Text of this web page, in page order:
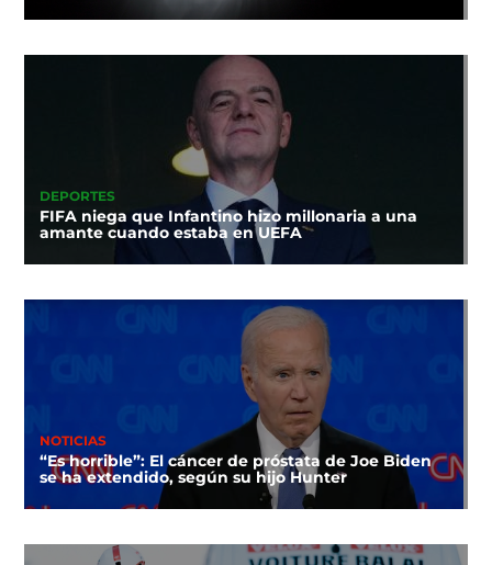
DEPORTES
FIFA niega que Infantino hizo millonaria a una
amante cuando estaba en UEFA
NOTICIAS
“Es horrible”: El cáncer de próstata de Joe Biden
se ha extendido, según su hijo Hunter